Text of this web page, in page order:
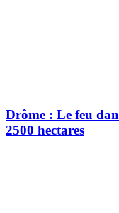
Drôme : Le feu
2500 hectares